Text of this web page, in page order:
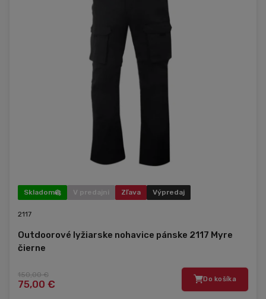
Skladom V predajni Zľava Výpredaj
2117
Outdoorové lyžiarske nohavice pánske 2117 Myre
čierne
150,00 €
75,00 € Do košíka